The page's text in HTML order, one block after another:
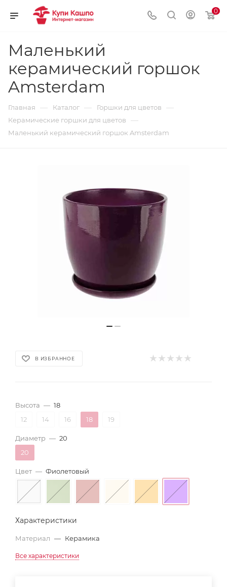
0
Маленький
керамический горшок
Amsterdam
Главная — Каталог — Горшки для цветов —
Керамические горшки для цветов —
Маленький керамический горшок Amsterdam
В ИЗБРАННОЕ
Высота — 18
12
14 16 18 19
Диаметр — 20
20
Цвет — Фиолетовый
Характеристики
Материал — Керамика
Все характеристики